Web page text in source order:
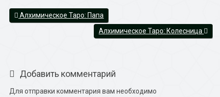
Алхимическое Таро: Папа
Алхимическое Таро: Колесница
Добавить комментарий
Для отправки комментария вам необходимо